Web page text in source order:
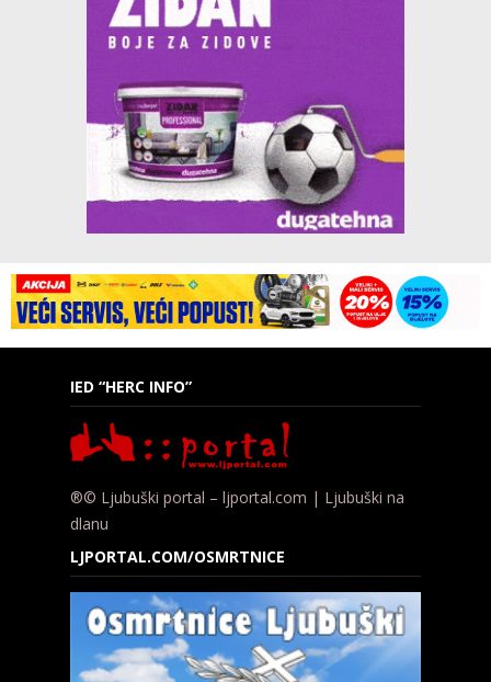
IED “HERC INFO”
®© Ljubuški portal – ljportal.com | Ljubuški na
dlanu
LJPORTAL.COM/OSMRTNICE